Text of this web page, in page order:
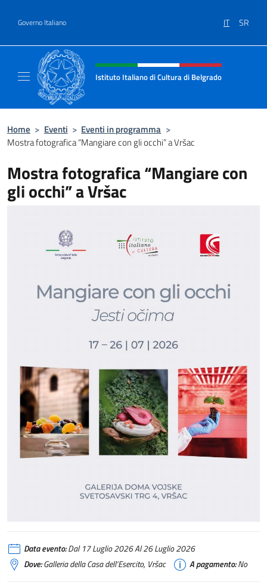
Governo Italiano IT SR
Intestazione sito, social e menù
Istituto Italiano di Cultura di Belgrado
Home > Eventi > Eventi in programma >
Mostra fotografica “Mangiare con gli occhi” a Vršac
Mostra fotografica “Mangiare con
gli occhi” a Vršac
Data evento:Dal 17 Luglio 2026 Al 26 Luglio 2026
Dove:Galleria della Casa dell’Esercito, Vršac A pagamento:No